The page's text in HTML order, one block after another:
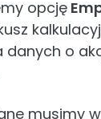
opcję
danych o
musimy